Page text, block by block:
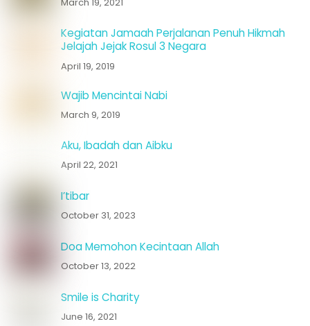
Kegiatan Jamaah Perjalanan Penuh Hikmah
Jelajah Jejak Rosul 3 Negara
April 19, 2019
Wajib Mencintai Nabi
March 9, 2019
Aku, Ibadah dan Aibku
April 22, 2021
I’tibar
October 31, 2023
Doa Memohon Kecintaan Allah
October 13, 2022
Smile is Charity
June 16, 2021